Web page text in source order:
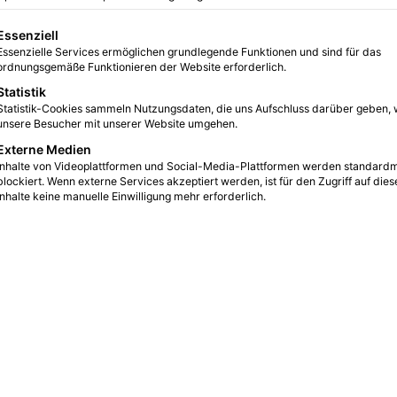
0
eine Liste der Service-Gruppen, für die eine Einwilligung erteilt
Services ermöglichen grundlegende Funktionen und sind für das
Funktionieren der Website erforderlich.
Cookies sammeln Nutzungsdaten, die uns Aufschluss darüber geben,
Besucher mit unserer Website umgehen.
Medien
von Videoplattformen und Social-Media-Plattformen werden
Wenn externe Services akzeptiert werden, ist für den Zugriff auf
keine manuelle Einwilligung mehr erforderlich.